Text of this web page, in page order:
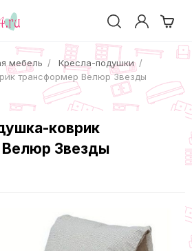
мебель
Кресла-подушки
трансформер Велюр Звезды
коврик
Звезды